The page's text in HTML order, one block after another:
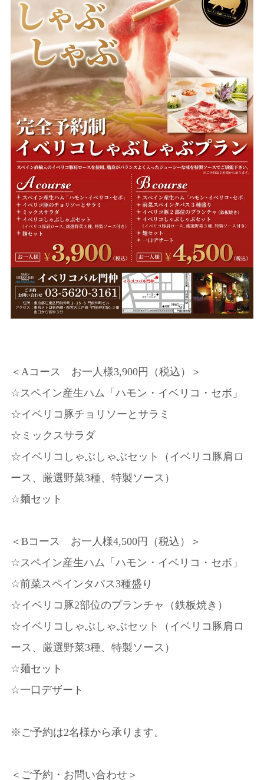
＜Aコース お一人様3,900円（税込）＞
☆スペイン産生ハム「ハモン・イベリコ・セボ」
☆イベリコ豚チョリソーとサラミ
☆ミックスサラダ
☆イベリコしゃぶしゃぶセット（イベリコ豚肩ロ
ース、厳選野菜3種、特製ソース）
☆麺セット
＜Bコース お一人様4,500円（税込）＞
☆スペイン産生ハム「ハモン・イベリコ・セボ」
☆前菜スペインタパス3種盛り
☆イベリコ豚2部位のプランチャ（鉄板焼き）
☆イベリコしゃぶしゃぶセット（イベリコ豚肩ロ
ース、厳選野菜3種、特製ソース）
☆麺セット
☆一口デザート
※ご予約は2名様から承ります。
＜ご予約・お問い合わせ＞